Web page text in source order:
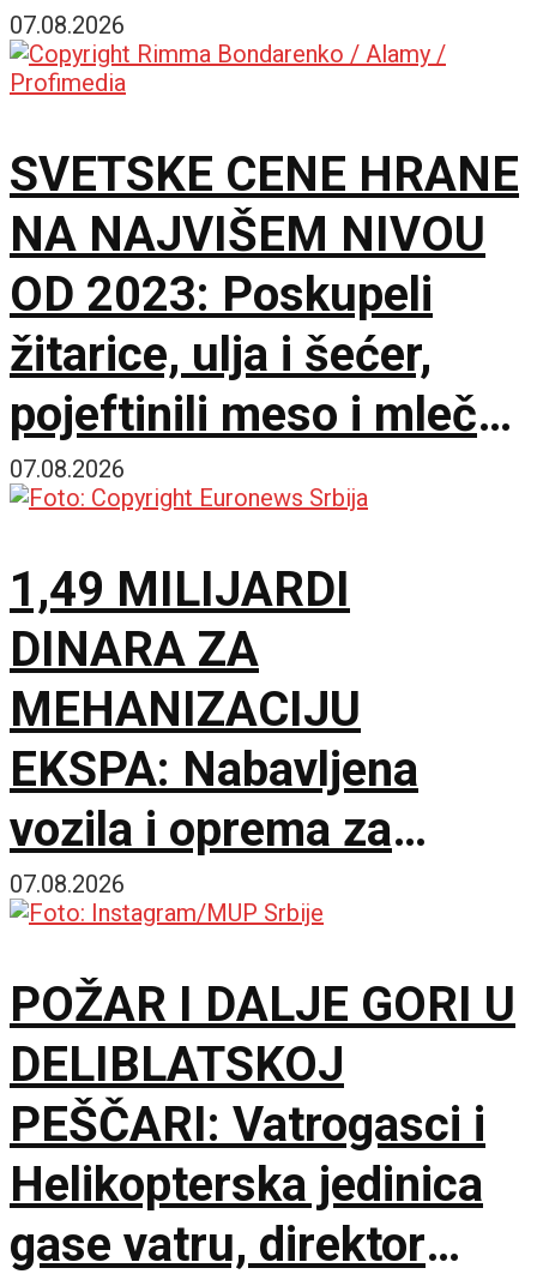
posmatrati
07.08.2026
SVETSKE CENE HRANE
NA NAJVIŠEM NIVOU
OD 2023: Poskupeli
žitarice, ulja i šećer,
pojeftinili meso i mlečni
proizvodi
07.08.2026
1,49 MILIJARDI
DINARA ZA
MEHANIZACIJU
EKSPA: Nabavljena
vozila i oprema za
čišćenje i održavanje
07.08.2026
POŽAR I DALJE GORI U
DELIBLATSKOJ
PEŠČARI: Vatrogasci i
Helikopterska jedinica
gase vatru, direktor